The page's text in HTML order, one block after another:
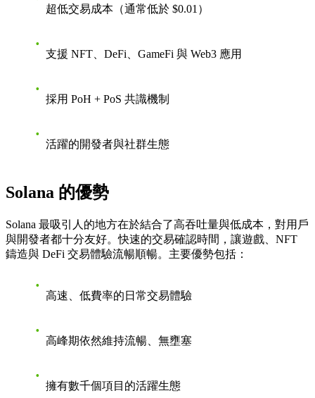
超低交易成本（通常低於 $0.01）
支援 NFT、DeFi、GameFi 與 Web3 應用
採用 PoH + PoS 共識機制
活躍的開發者與社群生態
Solana 的優勢
Solana 最吸引人的地方在於結合了高吞吐量與低成本，對用戶
與開發者都十分友好。快速的交易確認時間，讓遊戲、NFT
鑄造與 DeFi 交易體驗流暢順暢。 主要優勢包括：
高速、低費率的日常交易體驗
高峰期依然維持流暢、無壅塞
擁有數千個項目的活躍生態